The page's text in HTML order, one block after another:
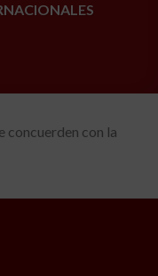
concuerden con la